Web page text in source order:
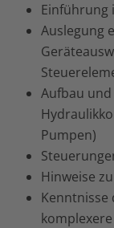
Einführung
Auslegung
Aufbau
Pumpen)
Hinweise
Kenntnisse